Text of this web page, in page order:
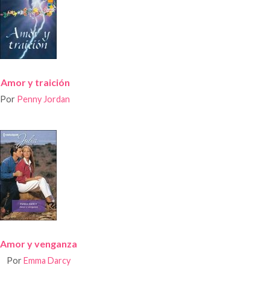
Amor y traición
Por Penny Jordan
Amor y venganza
Por Emma Darcy